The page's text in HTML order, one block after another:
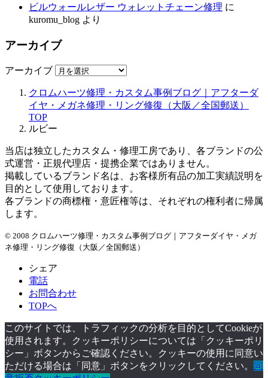
ビルウォールレザー ウォレットチェーン修理 に
kuromu_blog より
アーカイブ
アーカイブ
クロムハーツ修理・カスタム事例ブログ｜アフターダ
イヤ・メガネ修理・リング修復（大阪／全国郵送）
TOP
ルビー
当店は独立したカスタム・修理工房であり、各ブランドの公
式運営・正規代理店・提携企業ではありません。
掲載しているブランド名は、お客様所有品の加工実績説明を
目的として使用しております。
各ブランドの商標権・意匠権等は、それぞれの権利者に帰属
します。
© 2008 クロムハーツ修理・カスタム事例ブログ｜アフターダイヤ・メガ
ネ修理・リング修復（大阪／全国郵送）
シェア
電話
お問合わせ
TOPへ
このサイトでは、トラフィックの分析を目的としてCookieが
使用されます。クッキーポリシーについては「クッキーポリ
シー」ボタンからご確認ください。クッキーの使用に同意い
ただける場合は「同意」ボタンをクリックしてください。
同